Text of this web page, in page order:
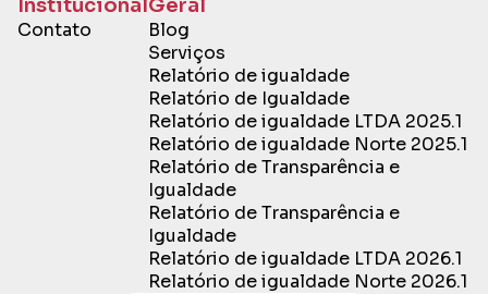
Contato
Blog
Serviços
Relatório de igualdade
Relatório de Igualdade
Relatório de igualdade LTDA 2025.1
Relatório de igualdade Norte 2025.1
Relatório de Transparência e
Igualdade
Relatório de Transparência e
Igualdade
Relatório de igualdade LTDA 2026.1
Relatório de igualdade Norte 2026.1